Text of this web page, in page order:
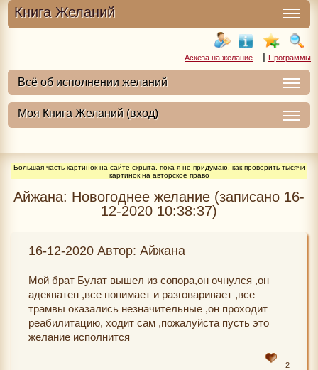
Книга Желаний
Аскеза на желание | Программы
Большая часть картинок на сайте скрыта, пока я не придумаю, как проверить тысячи
картинок на авторское право
Айжана: Новогоднее желание (записано 16-
12-2020 10:38:37)
16-12-2020 Автор: Айжана
Мой брат Булат вышел из сопора,он очнулся ,он
адекватен ,все понимает и разговаривает ,все
трамвы оказались незначительные ,он проходит
реабилитацию, ходит сам ,пожалуйста пусть это
желание исполнится
2